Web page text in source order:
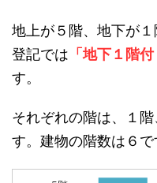
地上が５階、地下が
登記では 「地下１階付
す。
それぞれの階は、１
す。建物の階数は６で